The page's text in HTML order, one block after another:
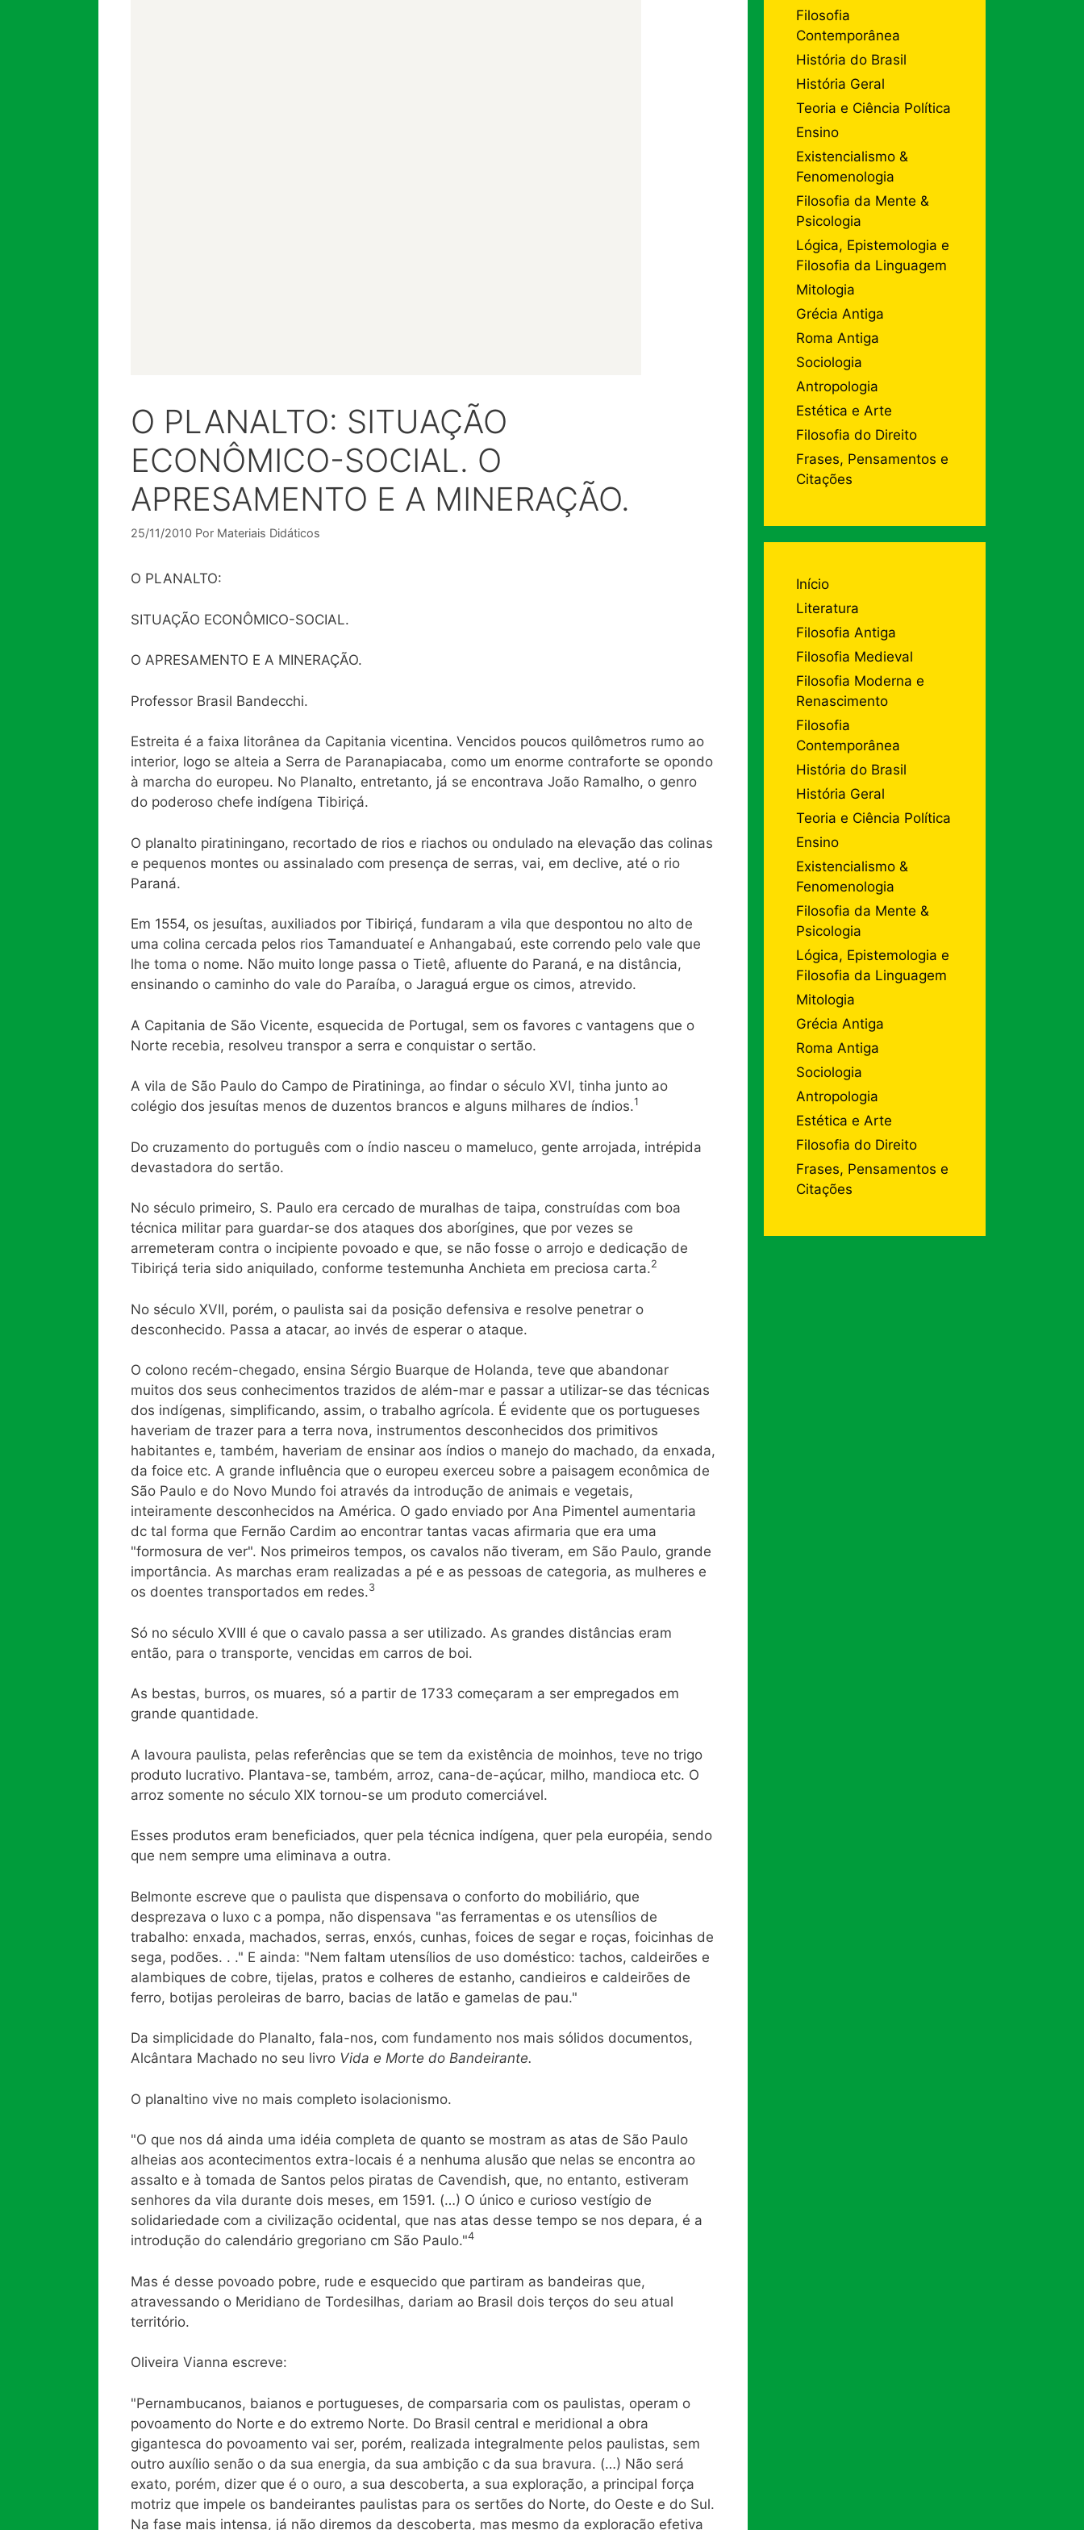
O PLANALTO: SITUAÇÃO
ECONÔMICO-SOCIAL. O
APRESAMENTO E A MINERAÇÃO.
25/11/2010 Por Materiais Didáticos
O PLANALTO:
SITUAÇÃO ECONÔMICO-SOCIAL.
O APRESAMENTO E A MINERAÇÃO.
Professor Brasil Bandecchi.
Estreita é a faixa litorânea da Capitania vicentina. Vencidos poucos quilômetros rumo ao
interior, logo se alteia a Serra de Paranapiacaba, como um enorme contraforte se opondo
à marcha do europeu. No Planalto, entretanto, já se encontrava João Ramalho, o genro
do poderoso chefe indígena Tibiriçá.
O planalto piratiningano, recortado de rios e riachos ou ondulado na elevação das colinas
e pequenos montes ou assinalado com presença de serras, vai, em declive, até o rio
Paraná.
Em 1554, os jesuítas, auxiliados por Tibiriçá, fundaram a vila que despontou no alto de
uma colina cercada pelos rios Tamanduateí e Anhangabaú, este correndo pelo vale que
lhe toma o nome. Não muito longe passa o Tietê, afluente do Paraná, e na distância,
ensinando o caminho do vale do Paraíba, o Jaraguá ergue os cimos, atrevido.
A Capitania de São Vicente, esquecida de Portugal, sem os favores c vantagens que o
Norte recebia, resolveu transpor a serra e conquistar o sertão.
A vila de São Paulo do Campo de Piratininga, ao findar o século XVI, tinha junto ao
colégio dos jesuítas menos de duzentos brancos e alguns milhares de índios.1
Do cruzamento do português com o índio nasceu o mameluco, gente arrojada, intrépida
devastadora do sertão.
No século primeiro, S. Paulo era cercado de muralhas de taipa, construídas com boa
técnica militar para guardar-se dos ataques dos aborígines, que por vezes se
arremeteram contra o incipiente povoado e que, se não fosse o arrojo e dedicação de
Tibiriçá teria sido aniquilado, conforme testemunha Anchieta em preciosa carta.2
No século XVII, porém, o paulista sai da posição defensiva e resolve penetrar o
desconhecido. Passa a atacar, ao invés de esperar o ataque.
O colono recém-chegado, ensina Sérgio Buarque de Holanda, teve que abandonar
muitos dos seus conhecimentos trazidos de além-mar e passar a utilizar-se das técnicas
dos indígenas, simplificando, assim, o trabalho agrícola. É evidente que os portugueses
haveriam de trazer para a terra nova, instrumentos desconhecidos dos primitivos
habitantes e, também, haveriam de ensinar aos índios o manejo do machado, da enxada,
da foice etc. A grande influência que o europeu exerceu sobre a paisagem econômica de
São Paulo e do Novo Mundo foi através da introdução de animais e vegetais,
inteiramente desconhecidos na América. O gado enviado por Ana Pimentel aumentaria
dc tal forma que Fernão Cardim ao encontrar tantas vacas afirmaria que era uma
"formosura de ver". Nos primeiros tempos, os cavalos não tiveram, em São Paulo, grande
importância. As marchas eram realizadas a pé e as pessoas de categoria, as mulheres e
os doentes transportados em redes.3
Só no século XVIII é que o cavalo passa a ser utilizado. As grandes distâncias eram
então, para o transporte, vencidas em carros de boi.
As bestas, burros, os muares, só a partir de 1733 começaram a ser empregados em
grande quantidade.
A lavoura paulista, pelas referências que se tem da existência de moinhos, teve no trigo
produto lucrativo. Plantava-se, também, arroz, cana-de-açúcar, milho, mandioca etc. O
arroz somente no século XIX tornou-se um produto comerciável.
Esses produtos eram beneficiados, quer pela técnica indígena, quer pela européia, sendo
que nem sempre uma eliminava a outra.
Belmonte escreve que o paulista que dispensava o conforto do mobiliário, que
desprezava o luxo c a pompa, não dispensava "as ferramentas e os utensílios de
trabalho: enxada, machados, serras, enxós, cunhas, foices de segar e roças, foicinhas de
sega, podões. . ." E ainda: "Nem faltam utensílios de uso doméstico: tachos, caldeirões e
alambiques de cobre, tijelas, pratos e colheres de estanho, candieiros e caldeirões de
ferro, botijas peroleiras de barro, bacias de latão e gamelas de pau."
Da simplicidade do Planalto, fala-nos, com fundamento nos mais sólidos documentos,
Alcântara Machado no seu livro Vida e Morte do Bandeirante.
O planaltino vive no mais completo isolacionismo.
"O que nos dá ainda uma idéia completa de quanto se mostram as atas de São Paulo
alheias aos acontecimentos extra-locais é a nenhuma alusão que nelas se encontra ao
assalto e à tomada de Santos pelos piratas de Cavendish, que, no entanto, estiveram
senhores da vila durante dois meses, em 1591. (…) O único e curioso vestígio de
solidariedade com a civilização ocidental, que nas atas desse tempo se nos depara, é a
introdução do calendário gregoriano cm São Paulo."4
Mas é desse povoado pobre, rude e esquecido que partiram as bandeiras que,
atravessando o Meridiano de Tordesilhas, dariam ao Brasil dois terços do seu atual
território.
Oliveira Vianna escreve:
"Pernambucanos, baianos e portugueses, de comparsaria com os paulistas, operam o
povoamento do Norte e do extremo Norte. Do Brasil central e meridional a obra
gigantesca do povoamento vai ser, porém, realizada integralmente pelos paulistas, sem
outro auxílio senão o da sua energia, da sua ambição c da sua bravura. (…) Não será
exato, porém, dizer que é o ouro, a sua descoberta, a sua exploração, a principal força
motriz que impele os bandeirantes paulistas para os sertões do Norte, do Oeste e do Sul.
Na fase mais intensa, já não diremos da descoberta, mas mesmo da exploração efetiva
Filosofia
Contemporânea
História do Brasil
História Geral
Teoria e Ciência Política
Ensino
Existencialismo &
Fenomenologia
Filosofia da Mente &
Psicologia
Lógica, Epistemologia e
Filosofia da Linguagem
Mitologia
Grécia Antiga
Roma Antiga
Sociologia
Antropologia
Estética e Arte
Filosofia do Direito
Frases, Pensamentos e
Citações
Início
Literatura
Filosofia Antiga
Filosofia Medieval
Filosofia Moderna e
Renascimento
Filosofia
Contemporânea
História do Brasil
História Geral
Teoria e Ciência Política
Ensino
Existencialismo &
Fenomenologia
Filosofia da Mente &
Psicologia
Lógica, Epistemologia e
Filosofia da Linguagem
Mitologia
Grécia Antiga
Roma Antiga
Sociologia
Antropologia
Estética e Arte
Filosofia do Direito
Frases, Pensamentos e
Citações